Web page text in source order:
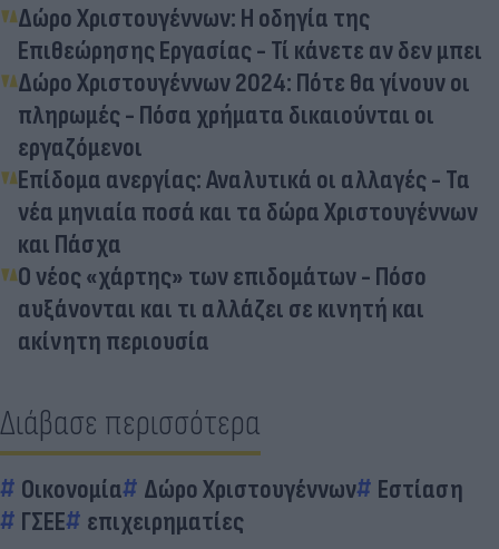
Δώρο Χριστουγέννων: Η οδηγία της
Επιθεώρησης Εργασίας - Τί κάνετε αν δεν μπει
Δώρο Χριστουγέννων 2024: Πότε θα γίνουν οι
πληρωμές - Πόσα χρήματα δικαιούνται οι
εργαζόμενοι
Επίδομα ανεργίας: Αναλυτικά οι αλλαγές - Τα
νέα μηνιαία ποσά και τα δώρα Χριστουγέννων
και Πάσχα
Ο νέος «χάρτης» των επιδομάτων - Πόσο
αυξάνονται και τι αλλάζει σε κινητή και
ακίνητη περιουσία
Διάβασε περισσότερα
Οικονομία Δώρο Χριστουγέννων
Εστίαση
ΓΣΕΕ
επιχειρηματίες